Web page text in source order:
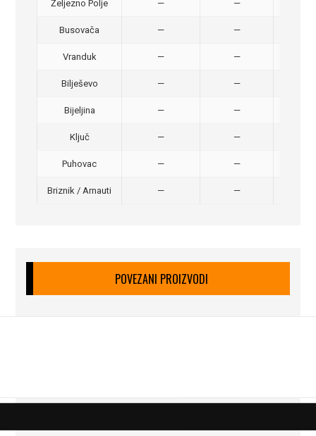
Željezno Polje — —
Busovača — —
Vranduk — —
Bilješevo — —
Bijeljina — —
Ključ — —
Puhovac — —
Briznik / Arnauti — —
POVEZANI PROIZVODI